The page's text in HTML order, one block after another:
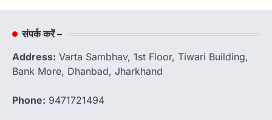
संपर्क करें –
Address: Varta Sambhav, 1st Floor, Tiwari Building,
Bank More, Dhanbad, Jharkhand
Phone: 9471721494